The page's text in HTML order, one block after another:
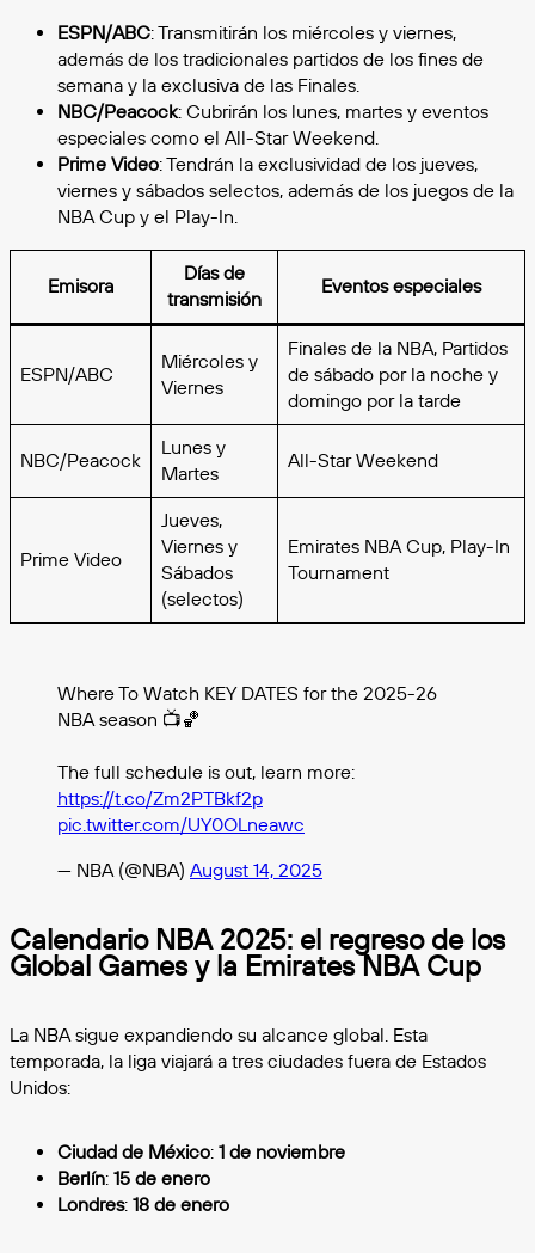
ESPN/ABC: Transmitirán los miércoles y viernes,
además de los tradicionales partidos de los fines de
semana y la exclusiva de las Finales.
NBC/Peacock: Cubrirán los lunes, martes y eventos
especiales como el All-Star Weekend.
Prime Video: Tendrán la exclusividad de los jueves,
viernes y sábados selectos, además de los juegos de la
NBA Cup y el Play-In.
Emisora
Días de
transmisión
Eventos especiales
ESPN/ABC
Miércoles y
Viernes
Finales de la NBA, Partidos
de sábado por la noche y
domingo por la tarde
NBC/Peacock
Lunes y
Martes
All-Star Weekend
Prime Video
Jueves,
Viernes y
Sábados
(selectos)
Emirates NBA Cup, Play-In
Tournament
Where To Watch KEY DATES for the 2025-26
NBA season 📺🏀
The full schedule is out, learn more:
https://t.co/Zm2PTBkf2p
pic.twitter.com/UY0OLneawc
— NBA (@NBA) August 14, 2025
Calendario NBA 2025: el regreso de los
Global Games y la Emirates NBA Cup
La NBA sigue expandiendo su alcance global. Esta
temporada, la liga viajará a tres ciudades fuera de Estados
Unidos:
Ciudad de México: 1 de noviembre
Berlín: 15 de enero
Londres: 18 de enero